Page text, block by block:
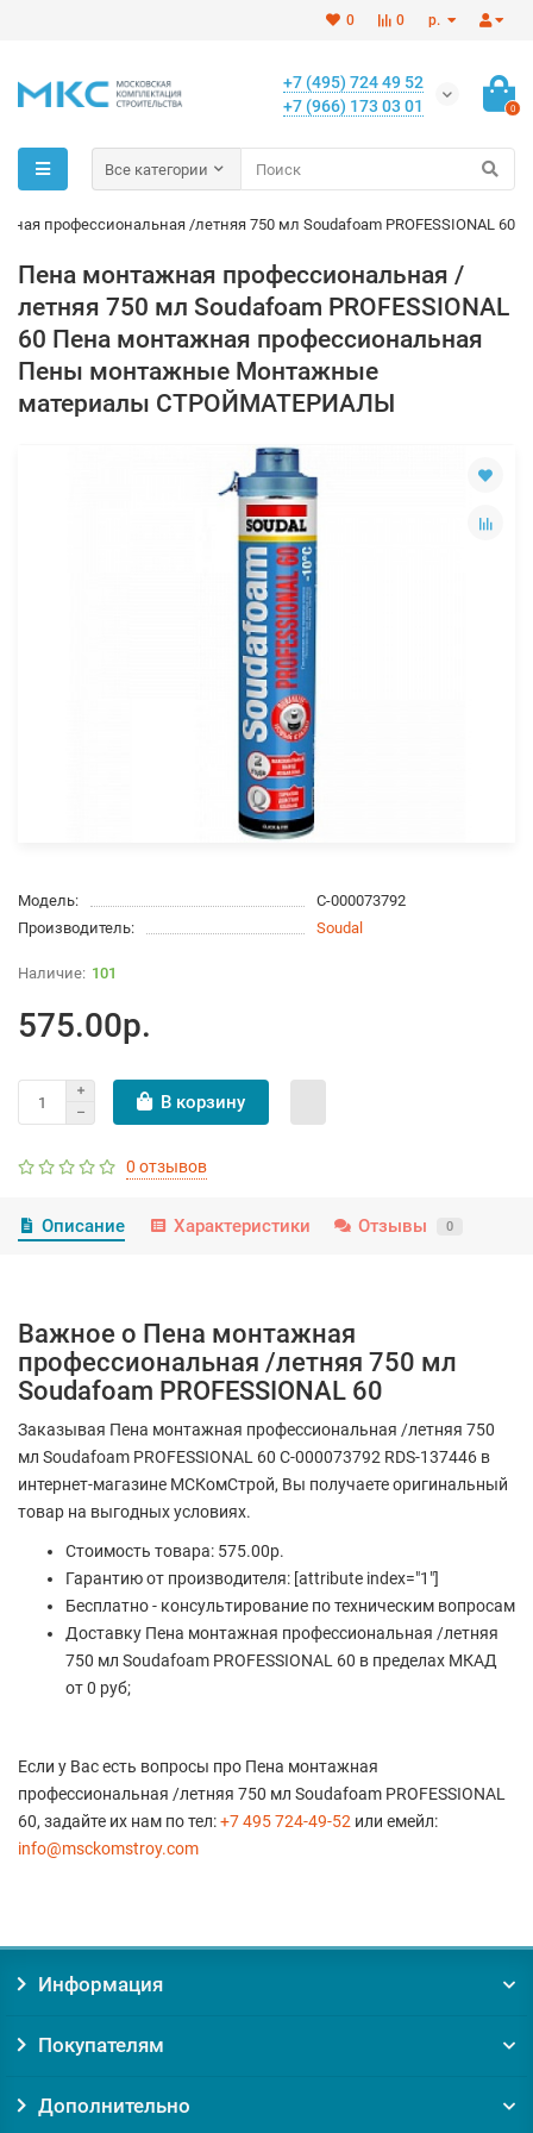
р.
0
0
+7 (495) 724 49 52
+7 (966) 173 03 01
0
Все категории
профессиональная /летняя 750 мл Soudafoam PROFESSIONAL 60
Пена монтажная профессиональная /
летняя 750 мл Soudafoam PROFESSIONAL
60 Пена монтажная профессиональная
Пены монтажные Монтажные
материалы СТРОЙМАТЕРИАЛЫ
Модель:
С-000073792
Производитель:
Soudal
101
575.00р.
В корзину
0 отзывов
Описание Характеристики Отзывы 0
Важное о Пена монтажная
профессиональная /летняя 750 мл
Soudafoam PROFESSIONAL 60
Заказывая Пена монтажная профессиональная /летняя 750
мл Soudafoam PROFESSIONAL 60 С-000073792 RDS-137446 в
интернет-магазине МСКомСтрой, Вы получаете оригинальный
товар на выгодных условиях.
Стоимость товара: 575.00р.
Гарантию от производителя: [attribute index="1"]
Бесплатно - консультирование по техническим вопросам
Доставку Пена монтажная профессиональная /летняя
750 мл Soudafoam PROFESSIONAL 60 в пределах МКАД
от 0 руб;
Если у Вас есть вопросы про Пена монтажная
профессиональная /летняя 750 мл Soudafoam PROFESSIONAL
60, задайте их нам по тел:+7 495 724-49-52 или емейл:
info@msckomstroy.com
Информация
Покупателям
Дополнительно